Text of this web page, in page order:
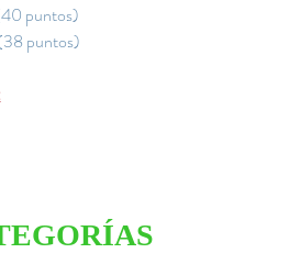
puntos)
puntos)